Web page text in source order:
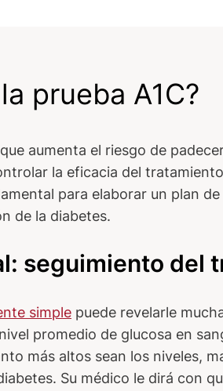
prueba A1C?
aumenta el riesgo de
la eficacia del
para elaborar un plan
de la diabetes.
seguimiento del
simple puede revelarle
promedio de glucosa en
más altos sean los niveles,
Su médico le dirá con